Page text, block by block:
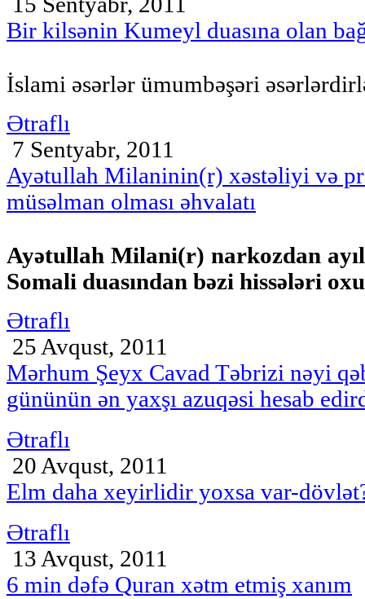
Bir kilsənin Kumeyl duasına olan
İslami əsərlər ümumbəşəri
Ətraflı
7 Sentyabr, 2011
Ayətullah Milaninin(r) xəstəliyi və
müsəlman olması əhvalatı
Ayətullah Milani(r) narkozdan
Somali duasından bəzi hissələri
Ətraflı
25 Avqust, 2011
Mərhum Şeyx Cavad Təbrizi nəyi
gününün ən yaxşı azuqəsi hesab
Ətraflı
20 Avqust, 2011
Elm daha xeyirlidir yoxsa var-
Ətraflı
13 Avqust, 2011
6 min dəfə Quran xətm etmiş xanım